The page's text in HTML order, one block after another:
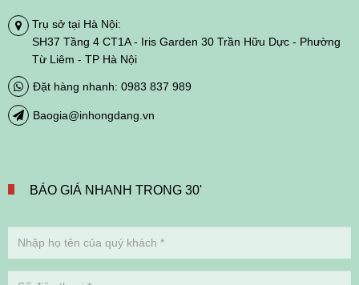
Trụ sở tại Hà Nội:
SH37 Tầng 4 CT1A - Iris Garden 30 Trần Hữu Dực - Phường
Từ Liêm - TP Hà Nội
Đặt hàng nhanh: 0983 837 989
Baogia@inhongdang.vn
BÁO GIÁ NHANH TRONG 30'